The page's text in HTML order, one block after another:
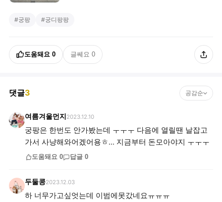
#궁팡 #궁디팡팡
도움돼요 0 글쎄요 0
댓글3 공감순
여름겨울먼지 2023.12.10
궁팡은 한번도 안가봤는데 ㅜㅜㅜ 다음에 열릴땐 날잡고
가서 사냥해와어겠어용ㅎ... 지금부터 돈모아야지 ㅜㅜㅜ
도움돼요 0 답글 0
두둘콩2023.12.03
하 너무가고싶엇는데 이범에못갔네요ㅠㅠㅠ